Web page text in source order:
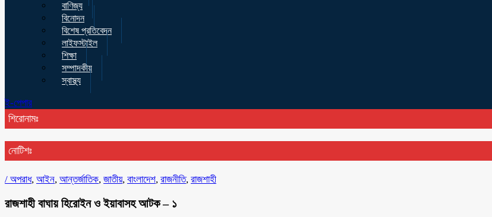
বাণিজ্য
বিনোদন
বিশেষ প্রতিবেদন
লাইফস্টাইল
শিক্ষা
সম্পাদকীয়
স্বাস্থ্য
ই-পেপার
শিরোনামঃ
নোটিশঃ
/ অপরাধ, আইন, আন্তর্জাতিক, জাতীয়, বাংলাদেশ, রাজনীতি, রাজশাহী
রাজশাহী বাঘায় হিরোইন ও ইয়াবাসহ আটক – ১